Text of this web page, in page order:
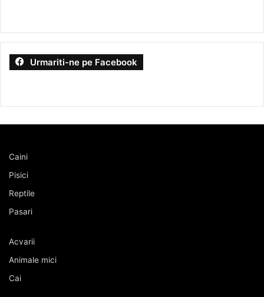
Urmariti-ne pe Facebook
Caini
Pisici
Reptile
Pasari
Acvarii
Animale mici
Cai